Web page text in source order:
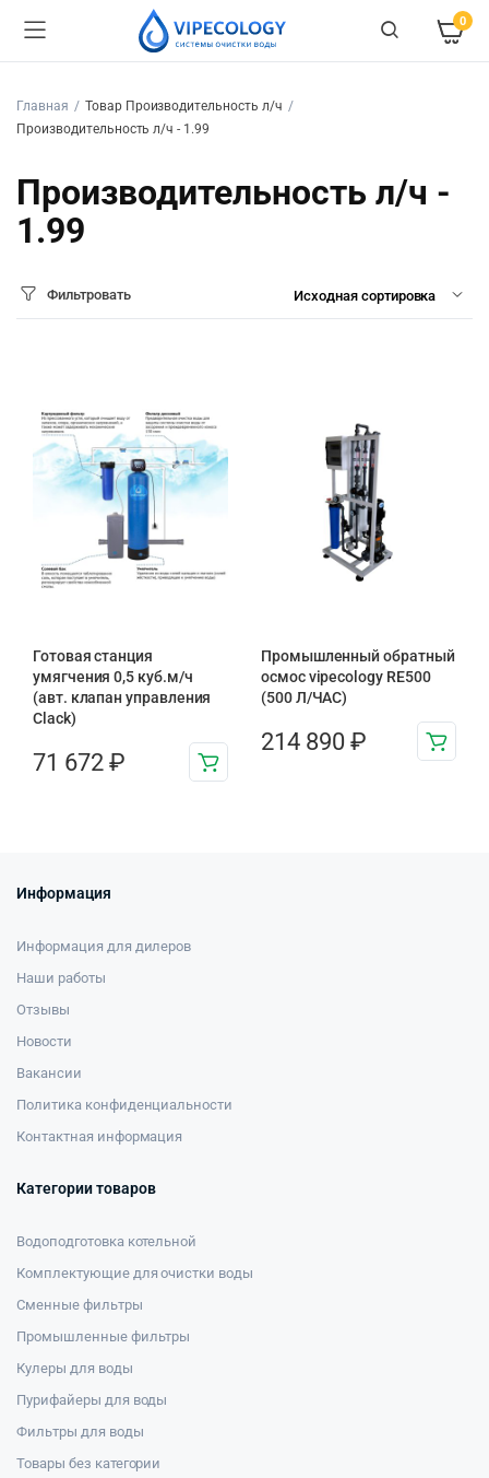
0
Главная
Товар Производительность л/ч
Производительность л/ч - 1.99
Производительность л/ч -
1.99
Фильтровать
Готовая станция
умягчения 0,5 куб.м/ч
(авт. клапан управления
Clack)
71 672 ₽
Промышленный обратный
осмос vipecology RE500
(500 Л/ЧАС)
214 890 ₽
Информация
Информация для дилеров
Наши работы
Отзывы
Новости
Вакансии
Политика конфиденциальности
Контактная информация
Категории товаров
Водоподготовка котельной
Комплектующие для очистки воды
Сменные фильтры
Промышленные фильтры
Кулеры для воды
Пурифайеры для воды
Фильтры для воды
Товары без категории